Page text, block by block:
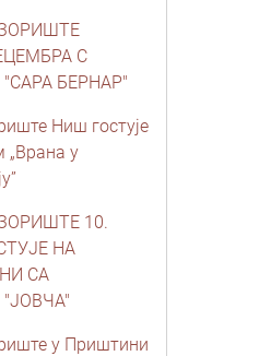
С
БЕРНАР"
Ниш гостује
„Врана у
10.
НА
СА
у Приштини